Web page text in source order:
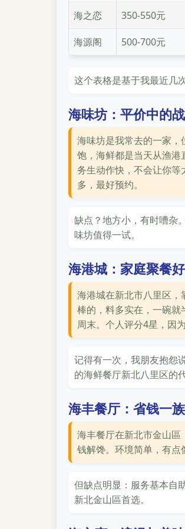
海之恋 350-550元
海源阁 500-700元
这个表格是基于我最近几
海味坊：平价中的
海味坊是我常去的一家
饱，海鲜都是当天从渔
务生动作快，不会让你
多，最好预约。
缺点？地方小，有时嘈杂
味坊值得一试。
海港城：家庭聚餐
海港城在新北市八里区
棒的，料多实在，一碗
周末。个人评分4星，因
记得有一次，我朋友抱怨
的海鲜餐厅新北八里区的代
海丰餐厅：省钱一
海丰餐厅在新北市金山
钱解馋。环境简单，有点
但缺点明显：服务基本自
新北金山區首选。